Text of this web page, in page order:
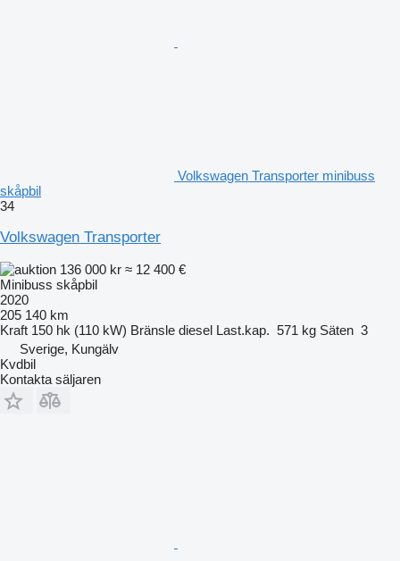
Volkswagen Transporter minibuss
skåpbil
34
Volkswagen Transporter
136 000 kr ≈ 12 400 €
Minibuss skåpbil
2020
205 140 km
Kraft 150 hk (110 kW) Bränsle diesel Last.kap. 571 kg Säten 3
Sverige, Kungälv
Kvdbil
Kontakta säljaren